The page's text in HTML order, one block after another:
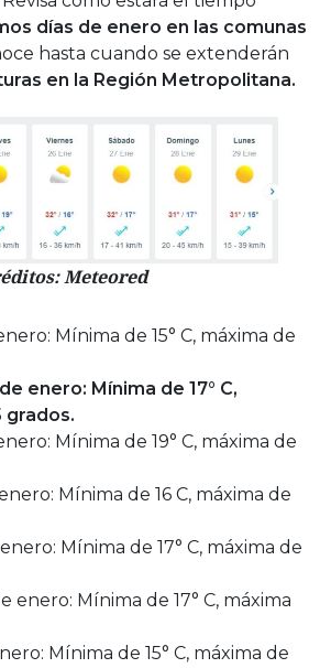
días de enero en las comunas
hasta cuando se extenderán
en la Región Metropolitana.
Meteored
Mínima de 15° C, máxima de
enero: Mínima de 17° C,
grados.
Mínima de 19° C, máxima de
Mínima de 16 C, máxima de
Mínima de 17° C, máxima de
enero: Mínima de 17° C, máxima
Mínima de 15° C, máxima de